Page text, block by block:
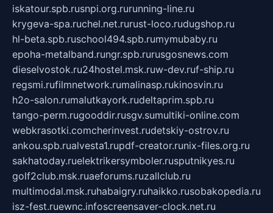
iskatour.spb.rusnpi.org.rurunning-line.ru
krygeva-spa.ruchel.net.rurust-loco.rudugshop.ru
hl-beta.spb.ruschool494.spb.rumymubaby.ru
epoha-metalband.rungr.spb.rurusgosnews.com
dieselvostok.ru24hostel.msk.ruw-dev.ruf-ship.ru
regsmi.rufilmnetwork.rumalinasp.rukinosvin.ru
h2o-salon.rumalutkayork.rudeltaprim.spb.ru
tango-perm.rugooddir.rusgv.sumultiki-online.com
webkrasotki.comcherinvest.rudetskiy-ostrov.ru
ankou.spb.rualvesta1.rupdf-creator.runix-files.org.ru
sakhatoday.ruelektrikersymboler.rusputnikyes.ru
golf2club.msk.ruaeforums.ruzallclub.ru
multimodal.msk.ruhabaigry.ruhaikko.rusobakopedia.ru
isz-fest.ruewnc.infoscreensaver-clock.net.ru